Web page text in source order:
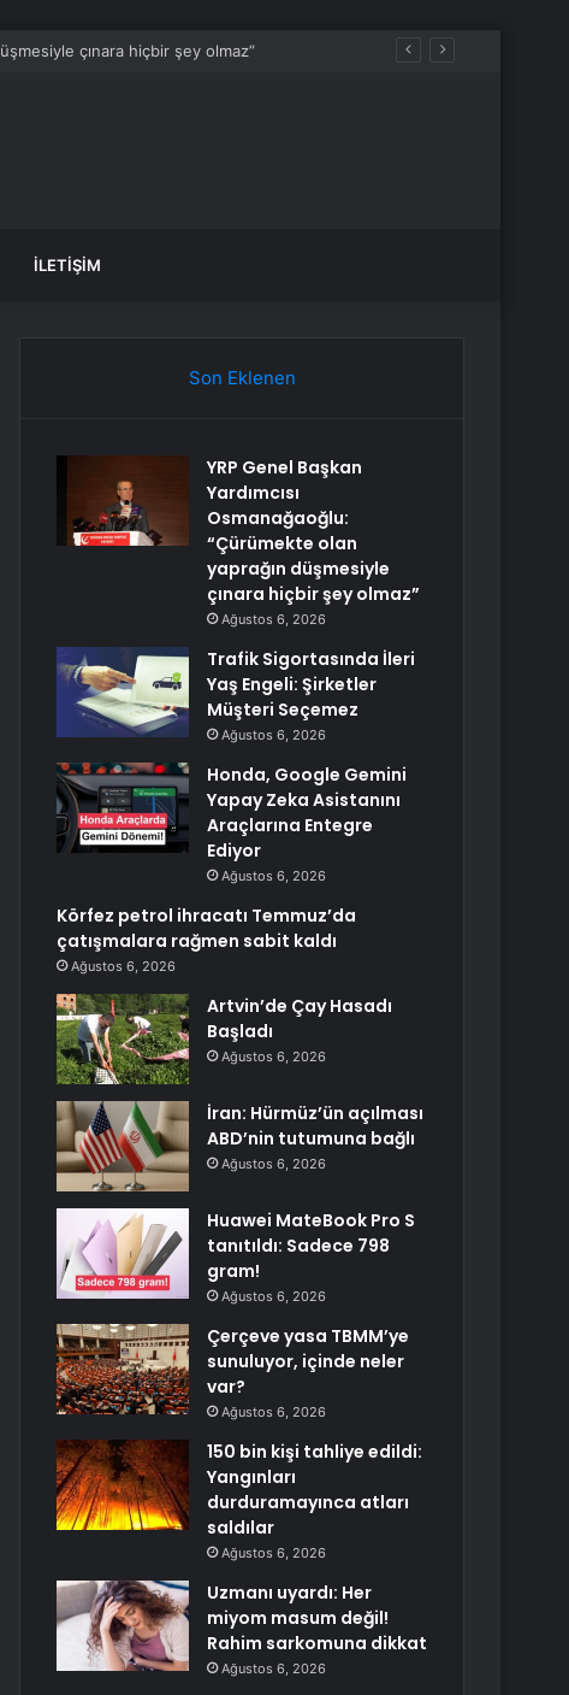
İLETIŞIM
Son Eklenen
YRP Genel Başkan
Yardımcısı
Osmanağaoğlu:
“Çürümekte olan
yaprağın düşmesiyle
çınara hiçbir şey olmaz”
Ağustos 6, 2026
Trafik Sigortasında İleri
Yaş Engeli: Şirketler
Müşteri Seçemez
Ağustos 6, 2026
Honda, Google Gemini
Yapay Zeka Asistanını
Araçlarına Entegre
Ediyor
Ağustos 6, 2026
Körfez petrol ihracatı Temmuz’da
çatışmalara rağmen sabit kaldı
Ağustos 6, 2026
Artvin’de Çay Hasadı
Başladı
Ağustos 6, 2026
İran: Hürmüz’ün açılması
ABD’nin tutumuna bağlı
Ağustos 6, 2026
Huawei MateBook Pro S
tanıtıldı: Sadece 798
gram!
Ağustos 6, 2026
Çerçeve yasa TBMM’ye
sunuluyor, içinde neler
var?
Ağustos 6, 2026
150 bin kişi tahliye edildi:
Yangınları
durduramayınca atları
saldılar
Ağustos 6, 2026
Uzmanı uyardı: Her
miyom masum değil!
Rahim sarkomuna dikkat
Ağustos 6, 2026